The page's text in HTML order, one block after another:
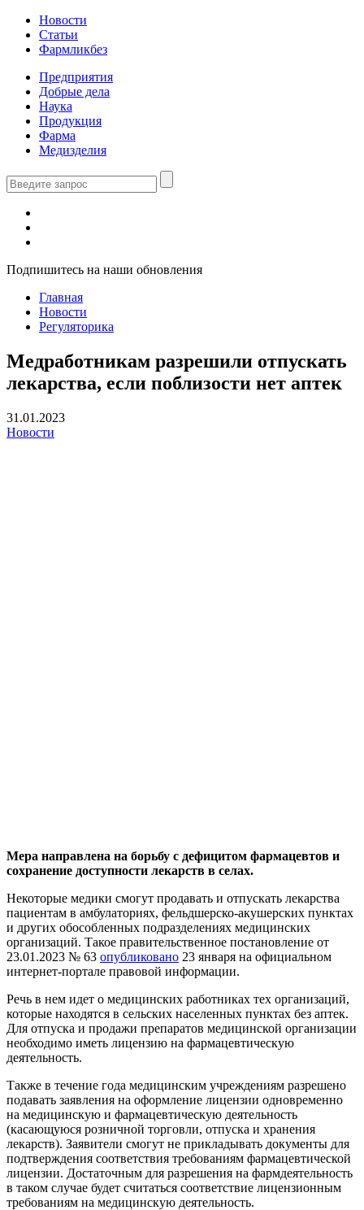
Новости
Статьи
Фармликбез
Предприятия
Добрые дела
Наука
Продукция
Фарма
Медизделия
Подпишитесь на наши обновления
Главная
Новости
Регуляторика
Медработникам разрешили отпускать
лекарства, если поблизости нет аптек
31.01.2023
Новости
Мера направлена на борьбу с дефицитом фармацевтов и
сохранение доступности лекарств в селах.
Некоторые медики смогут продавать и отпускать лекарства
пациентам в амбулаториях, фельдшерско-акушерских пунктах
и других обособленных подразделениях медицинских
организаций. Такое правительственное постановление от
23.01.2023 № 63 опубликовано 23 января на официальном
интернет-портале правовой информации.
Речь в нем идет о медицинских работниках тех организаций,
которые находятся в сельских населенных пунктах без аптек.
Для отпуска и продажи препаратов медицинской организации
необходимо иметь лицензию на фармацевтическую
деятельность.
Также в течение года медицинским учреждениям разрешено
подавать заявления на оформление лицензии одновременно
на медицинскую и фармацевтическую деятельность
(касающуюся розничной торговли, отпуска и хранения
лекарств). Заявители смогут не прикладывать документы для
подтверждения соответствия требованиям фармацевтической
лицензии. Достаточным для разрешения на фармдеятельность
в таком случае будет считаться соответствие лицензионным
требованиям на медицинскую деятельность.